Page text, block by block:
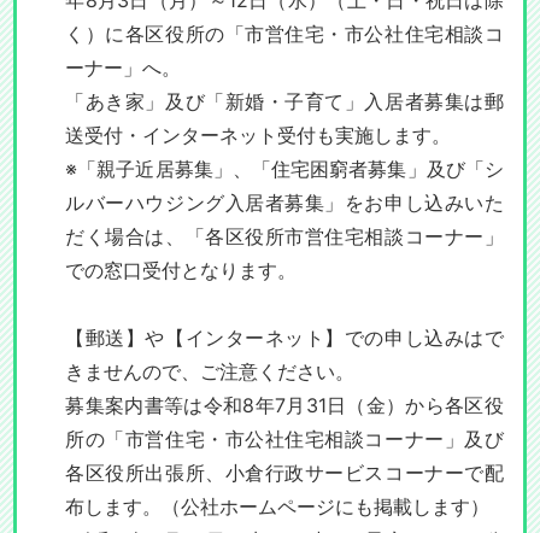
く）に各区役所の「市営住宅・市公社住宅相談コ
ーナー」へ。
「あき家」及び「新婚・子育て」入居者募集は郵
送受付・インターネット受付も実施します。
※「親子近居募集」、「住宅困窮者募集」及び「シ
ルバーハウジング入居者募集」をお申し込みいた
だく場合は、「各区役所市営住宅相談コーナー」
での窓口受付となります。
【郵送】や【インターネット】での申し込みはで
きませんので、ご注意ください。
募集案内書等は令和8年7月31日（金）から各区役
所の「市営住宅・市公社住宅相談コーナー」及び
各区役所出張所、小倉行政サービスコーナーで配
布します。（公社ホームページにも掲載します）